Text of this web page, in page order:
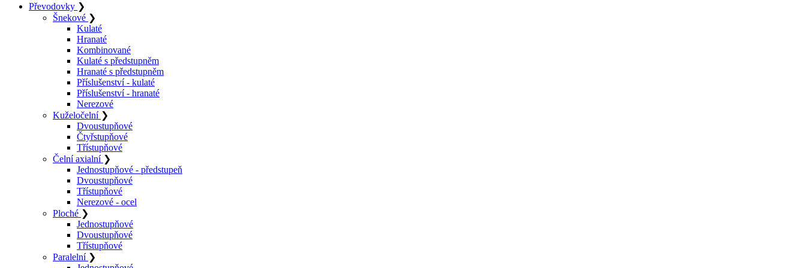
Převodovky ❯
Šnekové ❯
Kulaté
Hranaté
Kombinované
Kulaté s předstupněm
Hranaté s předstupněm
Příslušenství - kulaté
Příslušenství - hranaté
Nerezové
Kuželočelní ❯
Dvoustupňové
Čtyřstupňové
Třístupňové
Čelní axialní ❯
Jednostupňové - předstupeň
Dvoustupňové
Třístupňové
Nerezové - ocel
Ploché ❯
Jednostupňové
Dvoustupňové
Třístupňové
Paralelní ❯